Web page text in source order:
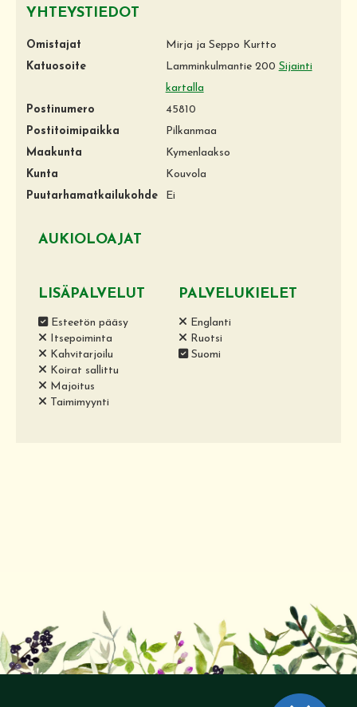
YHTEYSTIEDOT
Omistajat
Mirja ja Seppo Kurtto
Katuosoite
Lamminkulmantie 200 Sijainti
kartalla
Postinumero
45810
Postitoimipaikka
Pilkanmaa
Maakunta
Kymenlaakso
Kunta
Kouvola
Puutarhamatkailukohde
Ei
AUKIOLOAJAT
LISÄPALVELUT
Esteetön pääsy
Itsepoiminta
Kahvitarjoilu
Koirat sallittu
Majoitus
Taimimyynti
PALVELUKIELET
Englanti
Ruotsi
Suomi